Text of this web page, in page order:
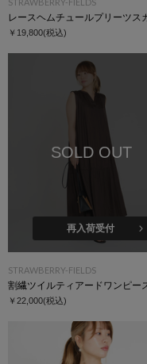
レースヘムチュールプリーツス
￥19,800(税込)
SOLD OUT
再入荷受付
STRAWBERRY-FIELDS
割繊ツイルティアードワンピー
￥22,000(税込)